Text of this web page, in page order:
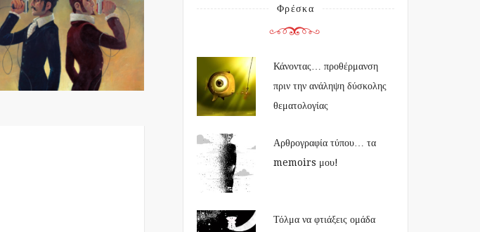
Φρέσκα
Κάνοντας… προθέρμανση
πριν την ανάληψη δύσκολης
θεματολογίας
Αρθρογραφία τύπου… τα
memoirs μου!
Τόλμα να φτιάξεις ομάδα